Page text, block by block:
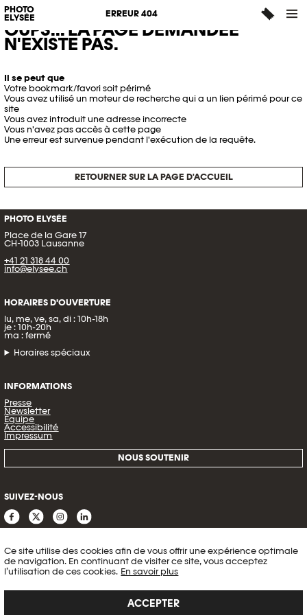
Ce site utilise des cookies afin de vous offrir une expérience optimale
de navigation. En continuant de visiter ce site, vous acceptez
l’utilisation de ces cookies. En savoir plus
ACCEPTER
PHOTO
ELYSÉE
ERREUR 404
OUPS... LA PAGE DEMANDÉE
N'EXISTE PAS.
Il se peut que
Votre bookmark/favori soit périmé
Vous avez utilisé un moteur de recherche qui a un lien périmé pour ce
site
Vous avez introduit une adresse incorrecte
Vous n'avez pas accès à cette page
Une erreur est survenue pendant l'exécution de la requête.
RETOURNER SUR LA PAGE D'ACCUEIL
PHOTO ELYSÉE
Place de la Gare 17
CH-1003 Lausanne
+41 21 318 44 00
info@elysee.ch
HORAIRES D’OUVERTURE
lu, me, ve, sa, di : 10h-18h
je : 10h-20h
ma : fermé
Horaires spéciaux
INFORMATIONS
Presse
Newsletter
Équipe
Accessibilité
Impressum
NOUS SOUTENIR
SUIVEZ-NOUS